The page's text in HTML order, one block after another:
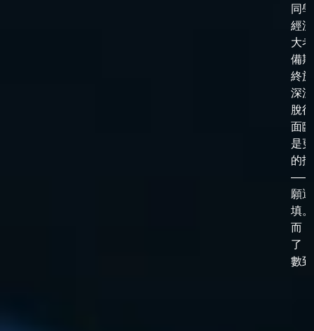
同
經
大
備
終
深
脫
面
是
的
——
願選
填
而
了
數